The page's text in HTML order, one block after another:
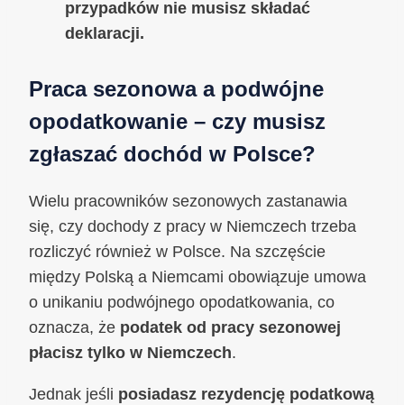
przypadków nie musisz składać
deklaracji.
Praca sezonowa a podwójne
opodatkowanie – czy musisz
zgłaszać dochód w Polsce?
Wielu pracowników sezonowych zastanawia
się, czy dochody z pracy w Niemczech trzeba
rozliczyć również w Polsce. Na szczęście
między Polską a Niemcami obowiązuje umowa
o unikaniu podwójnego opodatkowania, co
oznacza, że podatek od pracy sezonowej
płacisz tylko w Niemczech.
Jednak jeśli posiadasz rezydencję podatkową